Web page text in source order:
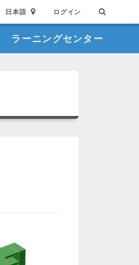
日本語 ログイン
ラーニングセンター